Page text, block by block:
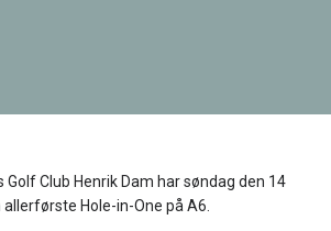
Golf Club Henrik Dam har søndag den 14
Hole-in-One på A6.